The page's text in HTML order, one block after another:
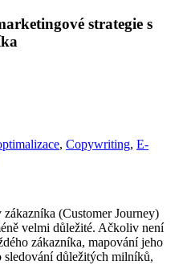
strategie s
, Copywriting, E-
(Customer Journey)
velmi důležité. Ačkoliv není
zákazníka, mapování jeho
sledování důležitých milníků,